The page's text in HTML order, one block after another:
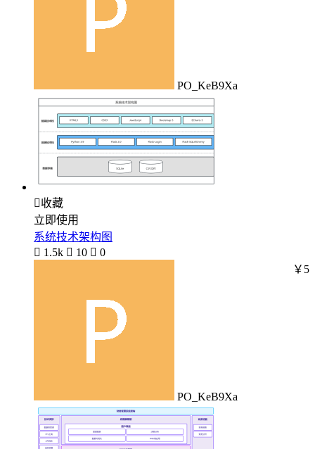
PO_KeB9Xa
收藏
立即使用
系统技术架构图
 1.5k  10  0
PO_KeB9Xa
￥5